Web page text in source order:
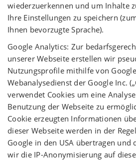
wiederzuerkennen und um Inhalte
Ihre Einstellungen zu speichern
Ihnen bevorzugte Sprache).
Google Analytics: Zur
unserer Webseite erstellen wir
Nutzungsprofile mithilfe von
Webanalysedienst der Google Inc.
verwendet Cookies um eine
Benutzung der Webseite zu
Cookie erzeugten Informationen
dieser Webseite werden in der
Google in den USA übertragen und
wir die IP-Anonymisierung auf